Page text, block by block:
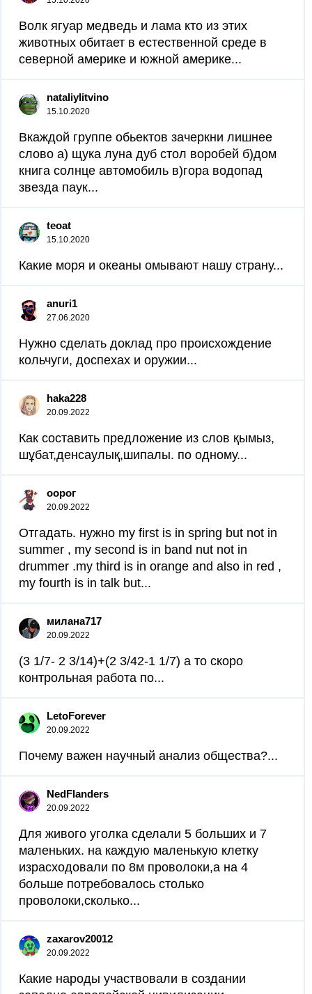
Волк ягуар медведь и лама кто из этих
животных обитает в естественной среде в
северной америке и южной америке...
nataliylitvino
15.10.2020
Вкаждой группе обьектов зачеркни лишнее
слово а) щука луна дуб стол воробей б)дом
книга солнце автомобиль в)гора водопад
звезда паук...
teoat
15.10.2020
Какие моря и океаны омывают нашу страну...
anuri1
27.06.2020
Нужно сделать доклад про происхождение
кольчуги, доспехах и оружии...
haka228
20.09.2022
Как составить предложение из слов қымыз,
шұбат,денсаулық,шипалы. по одному...
оорог
20.09.2022
Отгадать. нужно my first is in spring but not in
summer , my second is in band nut not in
drummer .my third is in orange and also in red ,
my fourth is in talk but...
милана717
20.09.2022
(3 1/7- 2 3/14)+(2 3/42-1 1/7) а то скоро
контрольная работа по...
LetoForever
20.09.2022
Почему важен научный анализ общества?...
NedFlanders
20.09.2022
Для живого уголка сделали 5 больших и 7
маленьких. на каждую маленькую клетку
израсходовали по 8м проволоки,а на 4
больше потребовалось столько
проволоки,сколько...
zaxarov20012
20.09.2022
Какие народы участвовали в создании